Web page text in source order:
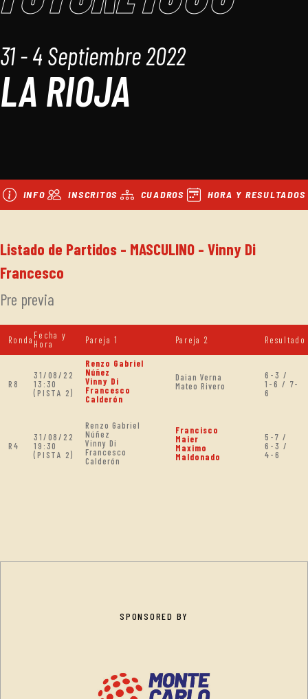
31 - 4 Septiembre 2022
LA RIOJA
INFO INSCRITOS CUADROS HORA Y RESULTADOS
Listado de Partidos - MASCULINO - Vinny Di
Francesco
Pre previa
Ronda Fecha y
Hora
Pareja 1 Pareja 2 Resultado
R8
31/08/22
13:30
(PISTA 2)
Renzo Gabriel
Núñez
Vinny Di
Francesco
Calderón
Daian Verna
Mateo Rivero
6-3 /
1-6 / 7-
6
R4
31/08/22
19:30
(PISTA 2)
Renzo Gabriel
Núñez
Vinny Di
Francesco
Calderón
Francisco
Maier
Maximo
Maldonado
5-7 /
6-3 /
4-6
SPONSORED BY